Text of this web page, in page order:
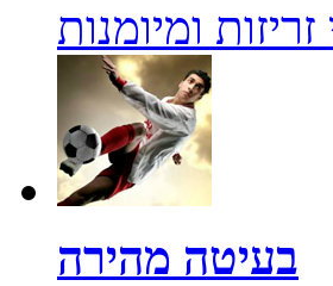
ומיומנות
בעיטה מהירה